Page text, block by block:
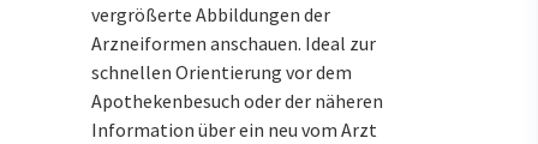
vergrößerte Abbildungen der
Arzneiformen anschauen. Ideal zur
schnellen Orientierung vor dem
Apothekenbesuch oder der näheren
Information über ein neu vom Arzt